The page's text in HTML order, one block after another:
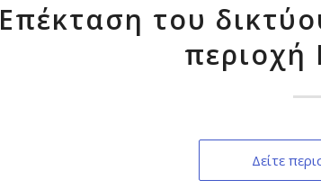
Επέκταση του
περιοχή
Δείτε